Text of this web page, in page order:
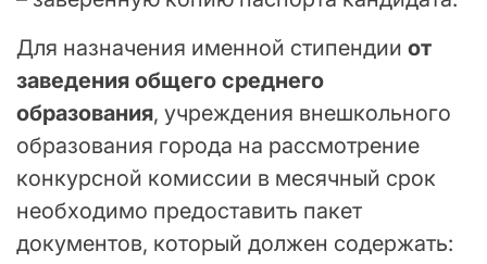
Для назначения именной стипендии от
заведения общего среднего
образования, учреждения внешкольного
образования города на рассмотрение
конкурсной комиссии в месячный срок
необходимо предоставить пакет
документов, который должен содержать: